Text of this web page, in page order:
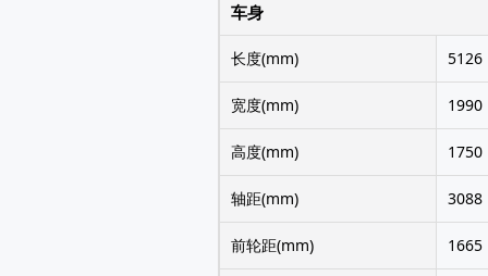
车身
长度(mm) 5126
宽度(mm) 1990
高度(mm) 1750
轴距(mm) 3088
前轮距(mm) 1665